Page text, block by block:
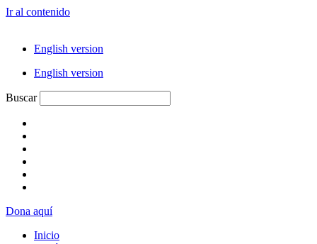
Ir al contenido
English version
English version
Buscar
Dona aquí
Inicio